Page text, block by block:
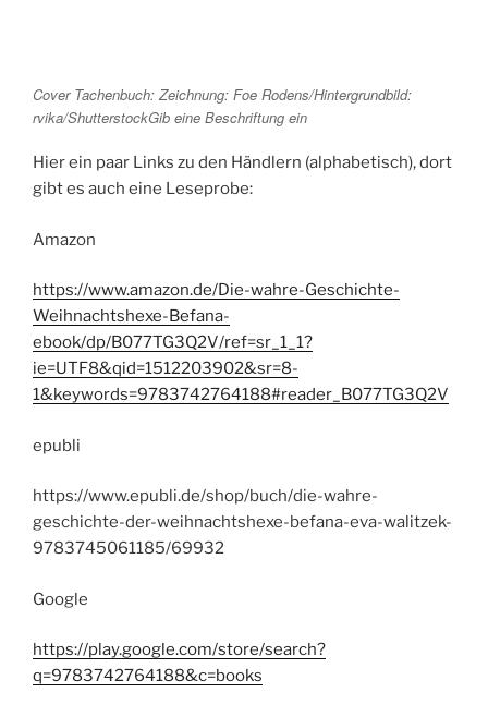
Cover Tachenbuch: Zeichnung: Foe Rodens/Hintergrundbild:
rvika/ShutterstockGib eine Beschriftung ein
Hier ein paar Links zu den Händlern (alphabetisch), dort
gibt es auch eine Leseprobe:
Amazon
https://www.amazon.de/Die-wahre-Geschichte-
Weihnachtshexe-Befana-
ebook/dp/B077TG3Q2V/ref=sr_1_1?
ie=UTF8&qid=1512203902&sr=8-
1&keywords=9783742764188#reader_B077TG3Q2V
epubli
https://www.epubli.de/shop/buch/die-wahre-
geschichte-der-weihnachtshexe-befana-eva-walitzek-
9783745061185/69932
Google
https://play.google.com/store/search?
q=9783742764188&c=books